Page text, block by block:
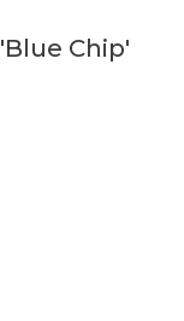
Chip'